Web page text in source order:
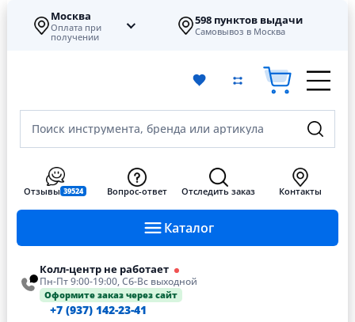
Москва
Оплата при
получении
598 пунктов выдачи
Самовывоз в Москва
Поиск инструмента, бренда или артикула
Каталог
Отзывы 39524 Вопрос-ответ Отследить заказ Контакты
Колл-центр не работает
Пн-Пт 9:00-19:00, Сб-Вс выходной
Оформите заказ через сайт
+7 (937) 142-23-41